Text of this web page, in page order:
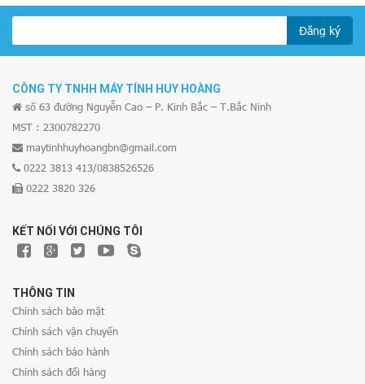
Đăng ký
CÔNG TY TNHH MÁY TÍNH HUY HOÀNG
số 63 đường Nguyễn Cao – P. Kinh Bắc – T.Bắc Ninh
MST : 2300782270
maytinhhuyhoangbn@gmail.com
0222 3813 413/0838526526
0222 3820 326
KẾT NỐI VỚI CHÚNG TÔI
THÔNG TIN
Chính sách bảo mật
Chính sách vận chuyển
Chính sách bảo hành
Chính sách đổi hàng